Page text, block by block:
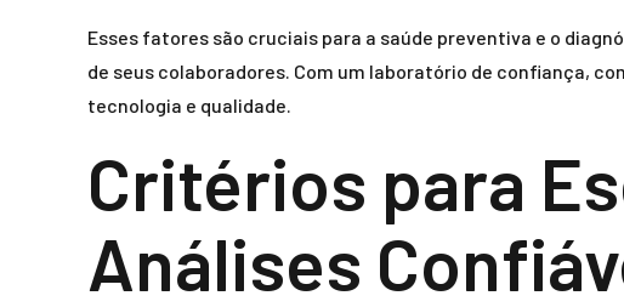
Esses fatores são cruciais para a saúde preventiva e o
de seus colaboradores. Com um laboratório de confiança,
tecnologia e qualidade.
Critérios para
Análises